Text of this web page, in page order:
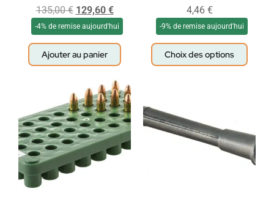
135,00€ 129,60 €
-4% de remise aujourd'hui
Ajouter au panier
4,46 €
-9% de remise aujourd'hui
Choix des options